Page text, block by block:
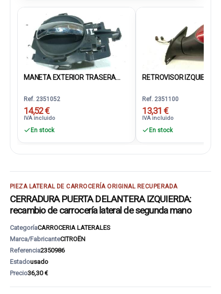
MANETA EXTERIOR TRASERA...
Ref. 2351052
14,52 €
IVA incluido
En stock
RETROVISOR
Ref. 2351100
13,31 €
IVA incluido
En stock
PIEZA LATERAL DE CARROCERÍA ORIGINAL RECUPERADA
CERRADURA PUERTA DELANTERA IZQUIERDA:
recambio de carrocería lateral de segunda mano
CategoríaCARROCERIA LATERALES
Marca/FabricanteCITROËN
Referencia2350986
Estadousado
Precio36,30 €